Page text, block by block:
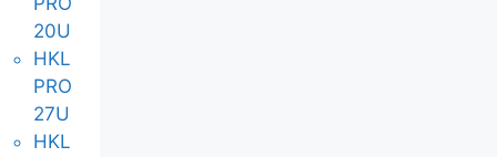
20U
HKL
PRO
27U
HKL